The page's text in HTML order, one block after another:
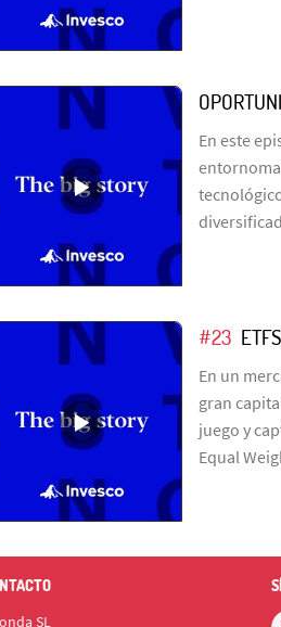
En este
#23
En un
gran
juego y
Equal
SL